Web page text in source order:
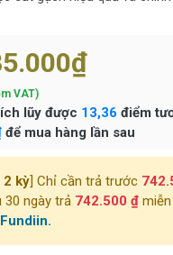
VAT)
lũy được 13,36 điểm
để mua hàng lần sau
2 kỳ] Chỉ cần trả trước
30 ngày trả 742.500 ₫miễn
Fundiin.